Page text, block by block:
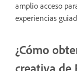
amplio acceso
experiencias
¿Cómo